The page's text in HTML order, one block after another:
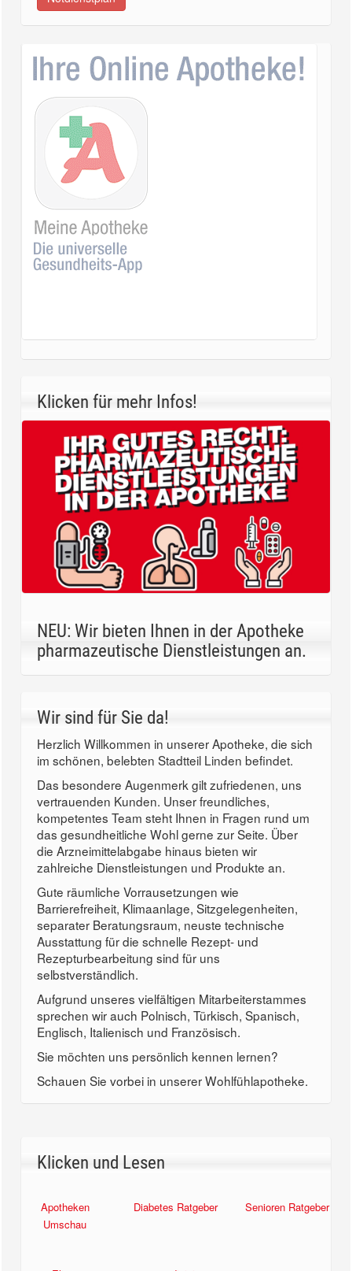
Klicken für mehr Infos!
NEU: Wir bieten Ihnen in der Apotheke
pharmazeutische Dienstleistungen an.
Wir sind für Sie da!
Herzlich Willkommen in unserer Apotheke, die sich
im schönen, belebten Stadtteil Linden befindet.
Das besondere Augenmerk gilt zufriedenen, uns
vertrauenden Kunden. Unser freundliches,
kompetentes Team steht Ihnen in Fragen rund um
das gesundheitliche Wohl gerne zur Seite. Über
die Arzneimittelabgabe hinaus bieten wir
zahlreiche Dienstleistungen und Produkte an.
Gute räumliche Vorrausetzungen wie
Barrierefreiheit, Klimaanlage, Sitzgelegenheiten,
separater Beratungsraum, neuste technische
Ausstattung für die schnelle Rezept- und
Rezepturbearbeitung sind für uns
selbstverständlich.
Aufgrund unseres vielfältigen Mitarbeiterstammes
sprechen wir auch Polnisch, Türkisch, Spanisch,
Englisch, Italienisch und Französisch.
Sie möchten uns persönlich kennen lernen?
Schauen Sie vorbei in unserer Wohlfühlapotheke.
Klicken und Lesen